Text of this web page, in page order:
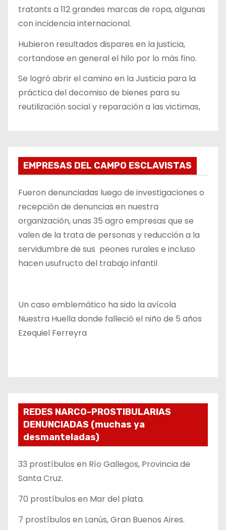
tratants a 112 grandes marcas de ropa, algunas
con incidencia internacional.
Hubieron resultados dispares en la justicia,
cortandose en general el hilo por lo más fino.
Se logró abrir el camino en la Justicia para la
práctica del decomiso de bienes para su
reutilización social y reparación a las victimas,
EMPRESAS DEL CAMPO ESCLAVISTAS
Fueron denunciadas luego de investigaciones o
recepción de denuncias en nuestra
organización, unas 35 agro empresas que se
valen de la trata de personas y reducción a la
servidumbre de sus peones rurales e incluso
hacen usufructo del trabajo infantil
Un caso emblemático ha sido la avícola
Nuestra Huella donde falleció el niño de 5 años
Ezequiel Ferreyra
REDES NARCO-PROSTIBULARIAS
DENUNCIADAS (muchas ya
desmanteladas)
33 prostíbulos en Río Gallegos, Provincia de
Santa Cruz.
70 prostíbulos en Mar del plata.
7 prostíbulos en Lanús, Gran Buenos Aires.